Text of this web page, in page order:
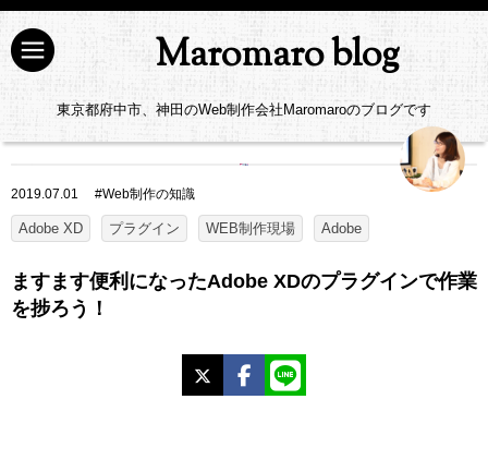
Maromaro blog
東京都府中市、神田のWeb制作会社Maromaroのブログです
2019.07.01 #Web制作の知識
Adobe XD プラグイン WEB制作現場 Adobe
ますます便利になったAdobe XDのプラグインで作業
を捗ろう！
Facebook